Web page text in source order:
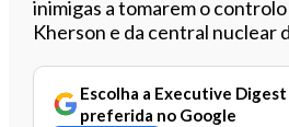
inimigas a tomarem o
Kherson e da central nuclear
Escolha a Executive
preferida no Google